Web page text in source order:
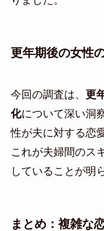
更年期後の女性
今回の調査は、 更
化について深い洞
性が夫に対する恋
これが夫婦間のス
していることが明
まとめ：複雑な